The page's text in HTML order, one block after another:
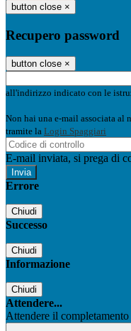
button close ×
Recupero password
button close ×
all'indirizzo indicato con le
Non hai una e-mail associata al
tramite la Login Spaggiari
E-mail inviata, si prega di
Errore
Chiudi
Successo
Chiudi
Informazione
Chiudi
Attendere...
Attendere il